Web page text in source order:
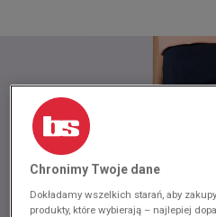
Chronimy Twoje dane
Dokładamy wszelkich starań, aby
produkty, które wybierają – najlepiej